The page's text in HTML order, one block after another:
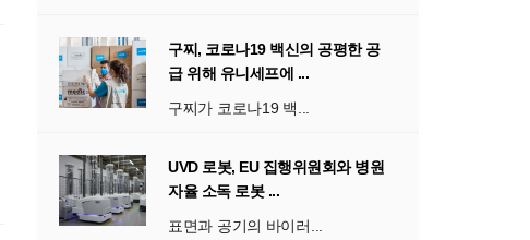
구찌, 코로나19 백신의 공평한 공
급 위해 유니세프에 ...
구찌가 코로나19 백...
UVD 로봇, EU 집행위원회와 병원
자율 소독 로봇 ...
표면과 공기의 바이러...